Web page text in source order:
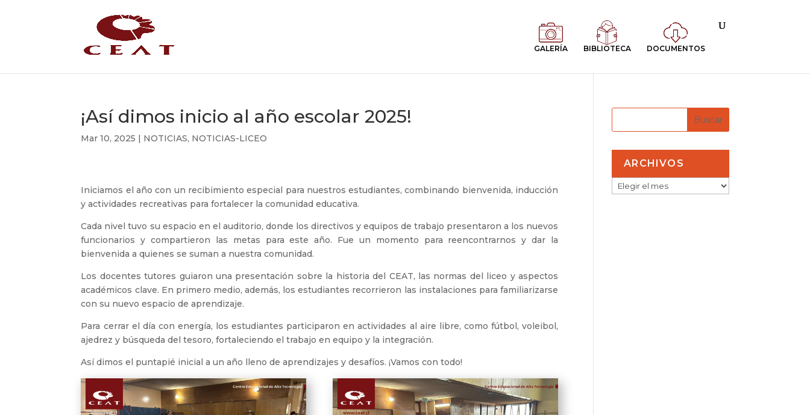
GALERÍA BIBLIOTECA DOCUMENTOS
¡Así dimos inicio al año escolar 2025!
Mar 10, 2025 | NOTICIAS, NOTICIAS-LICEO
Iniciamos el año con un recibimiento especial para nuestros estudiantes, combinando bienvenida, inducción
y actividades recreativas para fortalecer la comunidad educativa.
Cada nivel tuvo su espacio en el auditorio, donde los directivos y equipos de trabajo presentaron a los nuevos
funcionarios y compartieron las metas para este año. Fue un momento para reencontrarnos y dar la
bienvenida a quienes se suman a nuestra comunidad.
Los docentes tutores guiaron una presentación sobre la historia del CEAT, las normas del liceo y aspectos
académicos clave. En primero medio, además, los estudiantes recorrieron las instalaciones para familiarizarse
con su nuevo espacio de aprendizaje.
Para cerrar el día con energía, los estudiantes participaron en actividades al aire libre, como fútbol, voleibol,
ajedrez y búsqueda del tesoro, fortaleciendo el trabajo en equipo y la integración.
Así dimos el puntapié inicial a un año lleno de aprendizajes y desafíos. ¡Vamos con todo!
ARCHIVOS
ARCHIVOS